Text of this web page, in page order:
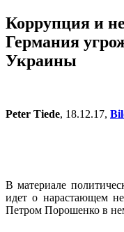
Коррупция и
Германия
Украины
Peter Tiede, 18.12.17,
В материале
идет о нарастающем
Петром Порошенко в